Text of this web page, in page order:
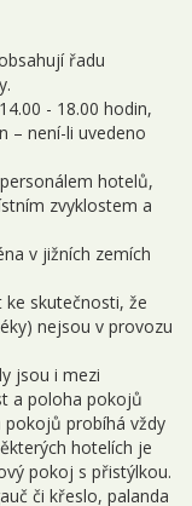
řadu
- 18.00 hodin,
– není-li uvedeno
hotelů,
zvyklostem a
v jižních zemích
skutečnosti, že
nejsou v provozu
jsou i mezi
a poloha pokojů
pokojů probíhá vždy
hotelích je
pokoj s přistýlkou.
či křeslo, palanda